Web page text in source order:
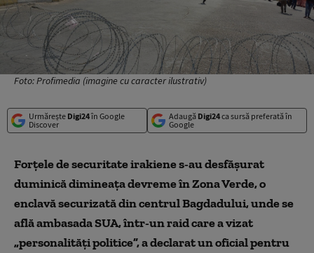
Foto: Profimedia (imagine cu caracter ilustrativ)
Urmărește Digi24în Google
Discover
Adaugă Digi24ca sursă preferată în
Google
Forţele de securitate irakiene s-au desfăşurat
duminică dimineaţa devreme în Zona Verde, o
enclavă securizată din centrul Bagdadului, unde se
află ambasada SUA, într-un raid care a vizat
„personalităţi politice”, a declarat un oficial pentru